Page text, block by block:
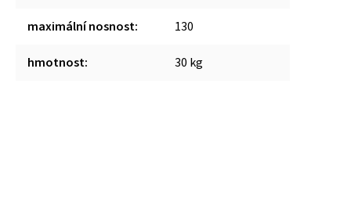
maximální nosnost: 130
hmotnost: 30 kg